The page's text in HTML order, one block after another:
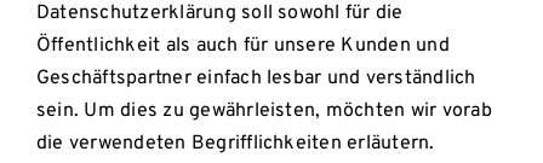
Datenschutzerklärung soll sowohl für die
Öffentlichkeit als auch für unsere Kunden und
Geschäftspartner einfach lesbar und verständlich
sein. Um dies zu gewährleisten, möchten wir vorab
die verwendeten Begrifflichkeiten erläutern.